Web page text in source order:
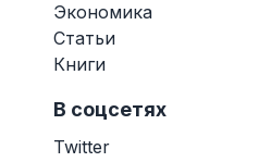
Экономика
Статьи
Книги
В соцсетях
Twitter